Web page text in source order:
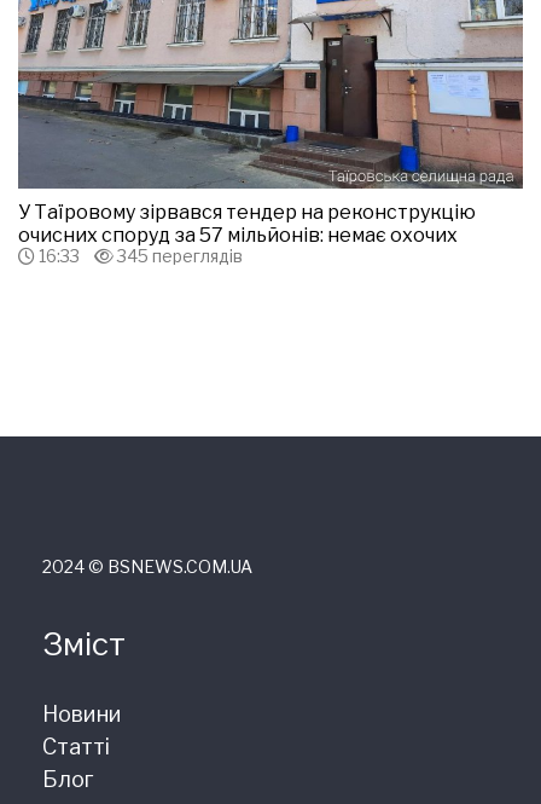
У Таїровому зірвався тендер на реконструкцію
очисних споруд за 57 мільйонів: немає охочих
16:33 345 переглядів
2024 © ВSNEWS.COM.UA
Зміст
Новини
Статті
Блог